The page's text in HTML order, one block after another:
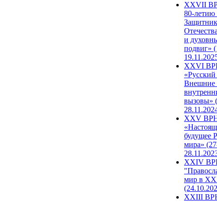
ХХVII
80-
и
подвиг»
XXVI
Внешние
вызовы»
XXV
будущее
мира»
XXIV
мир в
XXIII